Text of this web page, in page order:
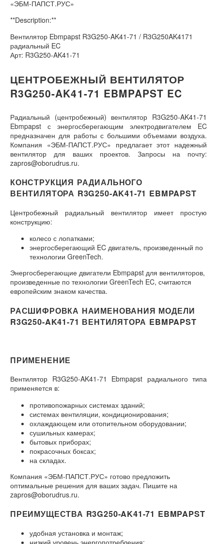
«ЭБМ-ПАПСТ.РУС»
**Description:**
Вентилятор Ebmpapst R3G250-AK41-71 / R3G250AK4171
радиальный EC
Арт: R3G250-AK41-71
ЦЕНТРОБЕЖНЫЙ ВЕНТИЛЯТОР
R3G250-AK41-71 EBMPAPST EC
Радиальный (центробежный) вентилятор R3G250-AK41-71
Ebmpapst с энергосберегающим электродвигателем EC
предназначен для работы с большими объемами воздуха.
Компания «ЭБМ-ПАПСТ.РУС» предлагает этот надежный
вентилятор для ваших проектов. Запросы на почту:
zapros@oborudrus.ru.
КОНСТРУКЦИЯ РАДИАЛЬНОГО
ВЕНТИЛЯТОРА R3G250-AK41-71 EBMPAPST
Центробежный радиальный вентилятор имеет простую
конструкцию:
колесо с лопатками;
энергосберегающий EC двигатель, произведенный по
технологии GreenTech.
Энергосберегающие двигатели Ebmpapst для вентиляторов,
произведенные по технологии GreenTech EC, считаются
европейским знаком качества.
РАСШИФРОВКА НАИМЕНОВАНИЯ МОДЕЛИ
R3G250-AK41-71 ВЕНТИЛЯТОРА EBMPAPST
ПРИМЕНЕНИЕ
Вентилятор R3G250-AK41-71 Ebmpapst радиального типа
применяется в:
противопожарных системах зданий;
системах вентиляции, кондиционирования;
охлаждающем или отопительном оборудовании;
сушильных камерах;
бытовых приборах;
покрасочных боксах;
на складах.
Компания «ЭБМ-ПАПСТ.РУС» готово предложить
оптимальные решения для ваших задач. Пишите на
zapros@oborudrus.ru.
ПРЕИМУЩЕСТВА R3G250-AK41-71 EBMPAPST
удобная установка и монтаж;
низкий уровень энергопотребления;